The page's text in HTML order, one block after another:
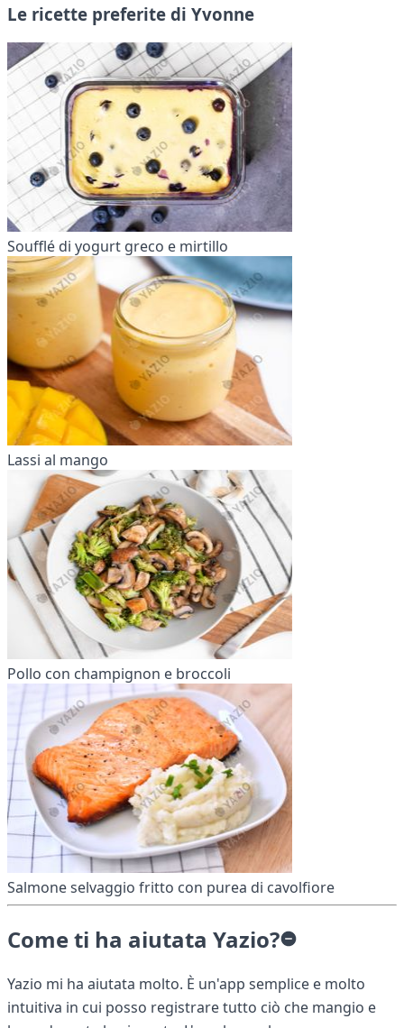
Le ricette preferite di Yvonne
Soufflé di yogurt greco e mirtillo
Lassi al mango
Pollo con champignon e broccoli
Salmone selvaggio fritto con purea di cavolfiore
Come ti ha aiutata Yazio?
Yazio mi ha aiutata molto. È un'app semplice e molto
intuitiva in cui posso registrare tutto ciò che mangio e